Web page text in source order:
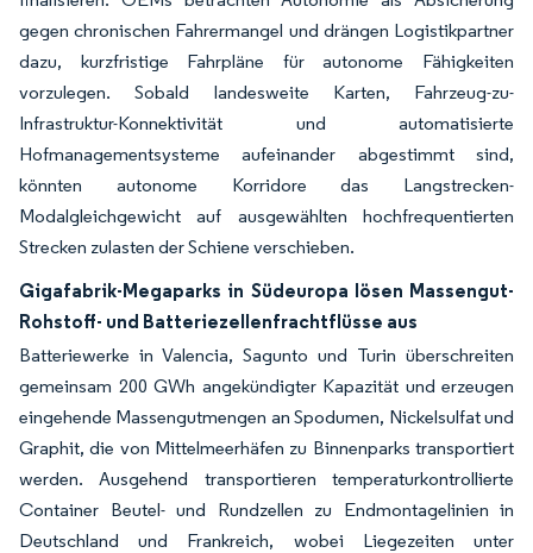
gegen chronischen Fahrermangel und drängen Logistikpartner
dazu, kurzfristige Fahrpläne für autonome Fähigkeiten
vorzulegen. Sobald landesweite Karten, Fahrzeug-zu-
Infrastruktur-Konnektivität und automatisierte
Hofmanagementsysteme aufeinander abgestimmt sind,
könnten autonome Korridore das Langstrecken-
Modalgleichgewicht auf ausgewählten hochfrequentierten
Strecken zulasten der Schiene verschieben.
Gigafabrik-Megaparks in Südeuropa lösen Massengut-
Rohstoff- und Batteriezellenfrachtflüsse aus
Batteriewerke in Valencia, Sagunto und Turin überschreiten
gemeinsam 200 GWh angekündigter Kapazität und erzeugen
eingehende Massengutmengen an Spodumen, Nickelsulfat und
Graphit, die von Mittelmeerhäfen zu Binnenparks transportiert
werden. Ausgehend transportieren temperaturkontrollierte
Container Beutel- und Rundzellen zu Endmontagelinien in
Deutschland und Frankreich, wobei Liegezeiten unter